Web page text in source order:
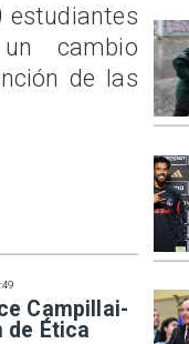
Campillai-
de Ética
estudiantes
cambio
de las